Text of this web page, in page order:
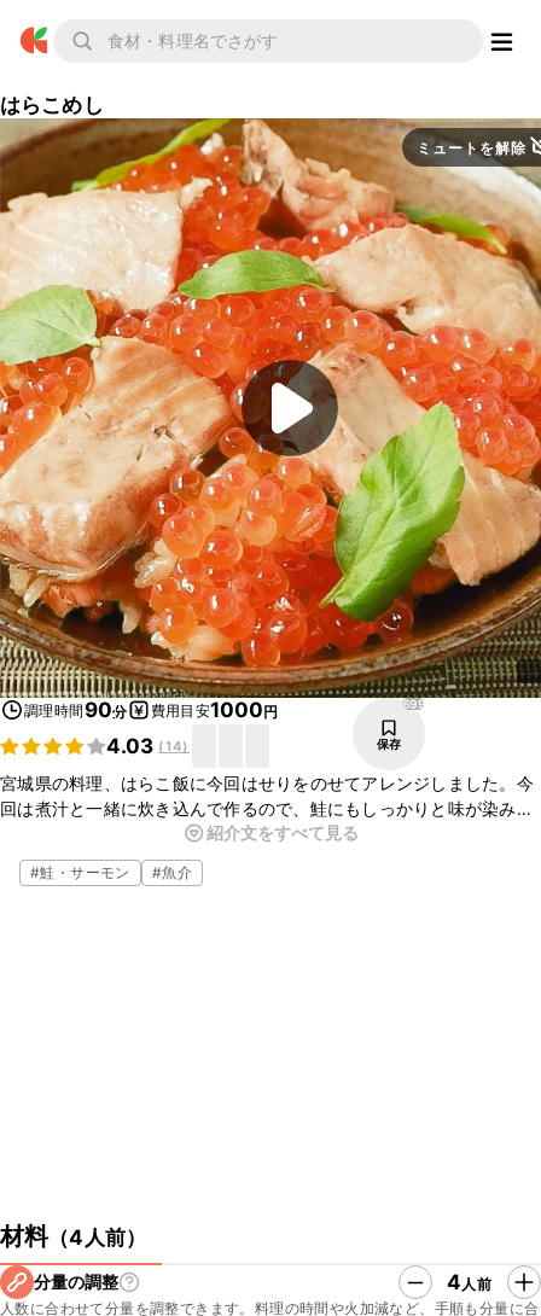
はらこめし
ミュートを解除
調理時間90分 費用目安1000円
4.03 (14)
699
保存
宮城県の料理、はらこ飯に今回はせりをのせてアレンジしました。今
回は煮汁と一緒に炊き込んで作るので、鮭にもしっかりと味が染みこ
んでとてもおいしい一品ですよ。とても簡単なので、是非この機会に
作ってみてくださいね。
紹介文をすべて見る
#鮭・サーモン #魚介
材料（4人前）
分量の調整 4人前
人数に合わせて分量を調整できます。料理の時間や火加減など、手順も分量に合